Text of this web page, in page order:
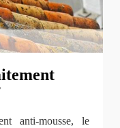
anti-mousse, le